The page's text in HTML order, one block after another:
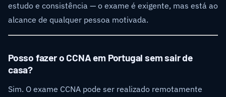
estudo e consistência — o exame é exigente, mas está ao
alcance de qualquer pessoa motivada.
Posso fazer o CCNA em Portugal sem sair de
casa?
Sim. O exame CCNA pode ser realizado remotamente